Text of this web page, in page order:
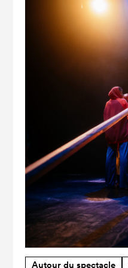
Autour du spectacle